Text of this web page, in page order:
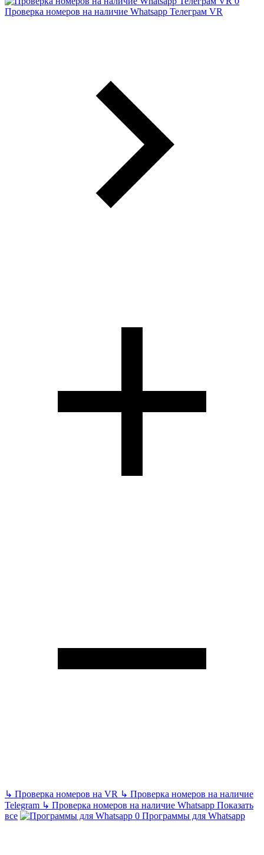
Проверка номеров на наличие Whatsapp Телеграм VR
↳ Проверка номеров на VR ↳ Проверка номеров на наличие
Telegram ↳ Проверка номеров на наличие Whatsapp Показать
все
Программы для Whatsapp